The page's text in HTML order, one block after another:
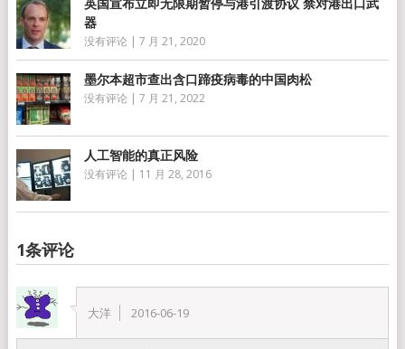
器
没有评论 | 7 月 21, 2020
墨尔本超市查出含口蹄疫病毒的中国肉松
没有评论 | 7 月 21, 2022
人工智能的真正风险
没有评论 | 11 月 28, 2016
1条评论
大洋 2016-06-19